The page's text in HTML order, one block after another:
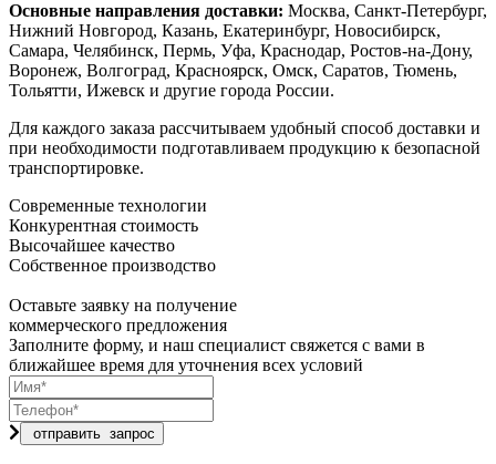
Основные направления доставки: Москва, Санкт-Петербург,
Нижний Новгород, Казань, Екатеринбург, Новосибирск,
Самара, Челябинск, Пермь, Уфа, Краснодар, Ростов-на-Дону,
Воронеж, Волгоград, Красноярск, Омск, Саратов, Тюмень,
Тольятти, Ижевск и другие города России.
Для каждого заказа рассчитываем удобный способ доставки и
при необходимости подготавливаем продукцию к безопасной
транспортировке.
Современные технологии
Конкурентная стоимость
Высочайшее качество
Собственное производство
Оставьте заявку на получение
коммерческого предложения
Заполните форму, и наш специалист свяжется с вами в
ближайшее время для уточнения всех условий